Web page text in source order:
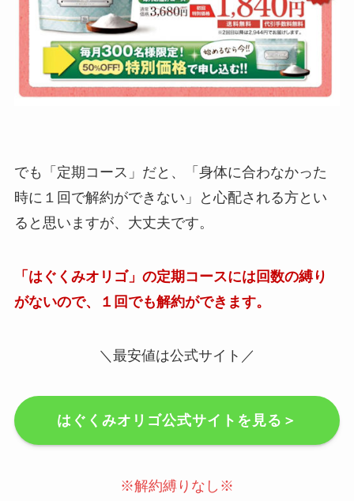
でも「定期コース」だと、「身体に合わなかった
時に１回で解約ができない」と心配される方とい
ると思いますが、大丈夫です。
「はぐくみオリゴ」の定期コースには回数の縛り
がないので、１回でも解約ができます。
＼最安値は公式サイト／
はぐくみオリゴ公式サイトを見る＞
※解約縛りなし※